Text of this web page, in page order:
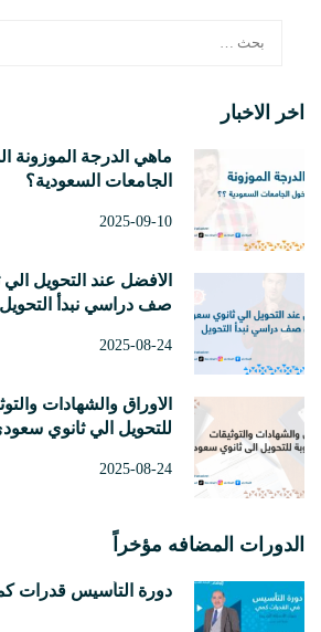
اخر الاخبار
ماهي الدرجة الموزونة
الجامعات السعودية؟
2025-09-10
الأفضل عند التحويل
صف دراسي نبدأ التحويل
2025-08-24
الأوراق والشهادات
للتحويل الي ثانوي
2025-08-24
الدورات المضافه مؤخراً
دورة التأسيس قدرات كمي